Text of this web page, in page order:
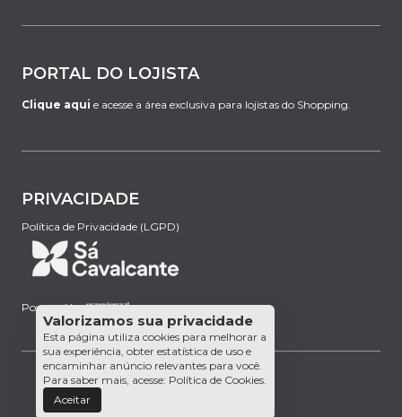
PORTAL DO LOJISTA
Clique aqui e acesse a área exclusiva para lojistas do Shopping.
PRIVACIDADE
Política de Privacidade (LGPD)
Powered by:
Valorizamos sua privacidade
Esta página utiliza cookies para melhorar a
sua experiência, obter estatística de uso e
encaminhar anúncio relevantes para você.
Para saber mais, acesse: Política de Cookies.
Aceitar